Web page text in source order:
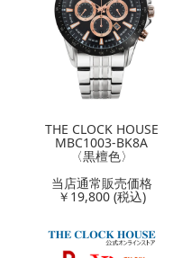
THE CLOCK HOUSE
MBC1003-BK8A
〈黒檀色〉
当店通常販売価格
￥19,800 (税込)